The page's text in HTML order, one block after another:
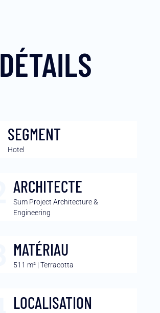
DÉTAILS
SEGMENT
Hotel
ARCHITECTE
Sum Project Architecture &
Engineering
MATÉRIAU
511 m² | Terracotta
LOCALISATION